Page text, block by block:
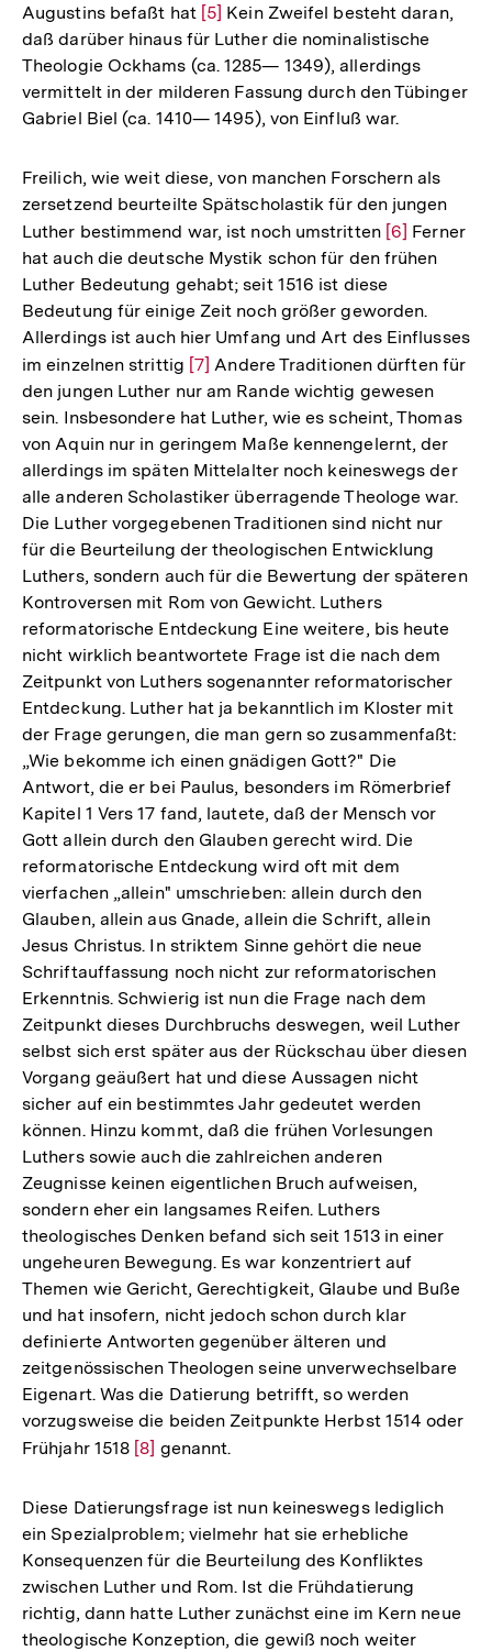
Augustins befaßt hat Zur
Auflösung
der
Fußnote
[5] Kein Zweifel besteht daran,
daß darüber hinaus für Luther die nominalistische
Theologie Ockhams (ca. 1285— 1349), allerdings
vermittelt in der milderen Fassung durch den Tübinger
Gabriel Biel (ca. 1410— 1495), von Einfluß war.
Freilich, wie weit diese, von manchen Forschern als
zersetzend beurteilte Spätscholastik für den jungen
Luther bestimmend war, ist noch umstritten Zur
Auflösung
der
Fußnote
[6] Ferner
hat auch die deutsche Mystik schon für den frühen
Luther Bedeutung gehabt; seit 1516 ist diese
Bedeutung für einige Zeit noch größer geworden.
Allerdings ist auch hier Umfang und Art des Einflusses
im einzelnen strittig Zur
Auflösung
der
Fußnote
[7] Andere Traditionen dürften für
den jungen Luther nur am Rande wichtig gewesen
sein. Insbesondere hat Luther, wie es scheint, Thomas
von Aquin nur in geringem Maße kennengelernt, der
allerdings im späten Mittelalter noch keineswegs der
alle anderen Scholastiker überragende Theologe war.
Die Luther vorgegebenen Traditionen sind nicht nur
für die Beurteilung der theologischen Entwicklung
Luthers, sondern auch für die Bewertung der späteren
Kontroversen mit Rom von Gewicht. Luthers
reformatorische Entdeckung Eine weitere, bis heute
nicht wirklich beantwortete Frage ist die nach dem
Zeitpunkt von Luthers sogenannter reformatorischer
Entdeckung. Luther hat ja bekanntlich im Kloster mit
der Frage gerungen, die man gern so zusammenfaßt:
„Wie bekomme ich einen gnädigen Gott?" Die
Antwort, die er bei Paulus, besonders im Römerbrief
Kapitel 1 Vers 17 fand, lautete, daß der Mensch vor
Gott allein durch den Glauben gerecht wird. Die
reformatorische Entdeckung wird oft mit dem
vierfachen „allein" umschrieben: allein durch den
Glauben, allein aus Gnade, allein die Schrift, allein
Jesus Christus. In striktem Sinne gehört die neue
Schriftauffassung noch nicht zur reformatorischen
Erkenntnis. Schwierig ist nun die Frage nach dem
Zeitpunkt dieses Durchbruchs deswegen, weil Luther
selbst sich erst später aus der Rückschau über diesen
Vorgang geäußert hat und diese Aussagen nicht
sicher auf ein bestimmtes Jahr gedeutet werden
können. Hinzu kommt, daß die frühen Vorlesungen
Luthers sowie auch die zahlreichen anderen
Zeugnisse keinen eigentlichen Bruch aufweisen,
sondern eher ein langsames Reifen. Luthers
theologisches Denken befand sich seit 1513 in einer
ungeheuren Bewegung. Es war konzentriert auf
Themen wie Gericht, Gerechtigkeit, Glaube und Buße
und hat insofern, nicht jedoch schon durch klar
definierte Antworten gegenüber älteren und
zeitgenössischen Theologen seine unverwechselbare
Eigenart. Was die Datierung betrifft, so werden
vorzugsweise die beiden Zeitpunkte Herbst 1514 oder
Frühjahr 1518 Zur
der
Fußnote
[8] genannt.
Diese Datierungsfrage ist nun keineswegs lediglich
ein Spezialproblem; vielmehr hat sie erhebliche
Konsequenzen für die Beurteilung des Konfliktes
zwischen Luther und Rom. Ist die Frühdatierung
richtig, dann hatte Luther zunächst eine im Kern neue
theologische Konzeption, die gewiß noch weiter